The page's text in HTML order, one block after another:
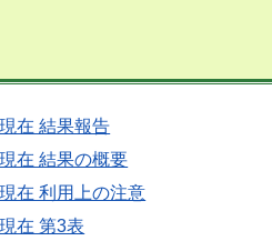
在 結果報告
在 結果の概要
在 利用上の注意
在 第3表